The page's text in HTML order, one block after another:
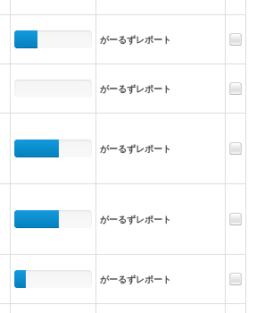
がーるずレポート
がーるずレポート
がーるずレポート
がーるずレポート
がーるずレポート